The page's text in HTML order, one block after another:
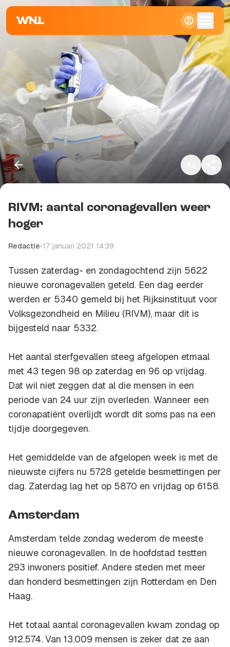
Klein
Standaard
Groot
Kopieer link
RIVM: aantal coronagevallen weer
hoger
Redactie•17 januari 2021 14:39
Tussen zaterdag- en zondagochtend zijn 5622
nieuwe coronagevallen geteld. Een dag eerder
werden er 5340 gemeld bij het Rijksinstituut voor
Volksgezondheid en Milieu (RIVM), maar dit is
bijgesteld naar 5332.
Het aantal sterfgevallen steeg afgelopen etmaal
met 43 tegen 98 op zaterdag en 96 op vrijdag.
Dat wil niet zeggen dat al die mensen in een
periode van 24 uur zijn overleden. Wanneer een
coronapatiënt overlijdt wordt dit soms pas na een
tijdje doorgegeven.
Het gemiddelde van de afgelopen week is met de
nieuwste cijfers nu 5728 getelde besmettingen per
dag. Zaterdag lag het op 5870 en vrijdag op 6158.
Amsterdam
Amsterdam telde zondag wederom de meeste
nieuwe coronagevallen. In de hoofdstad testten
293 inwoners positief. Andere steden met meer
dan honderd besmettingen zijn Rotterdam en Den
Haag.
Het totaal aantal coronagevallen kwam zondag op
912.574. Van 13.009 mensen is zeker dat ze aan